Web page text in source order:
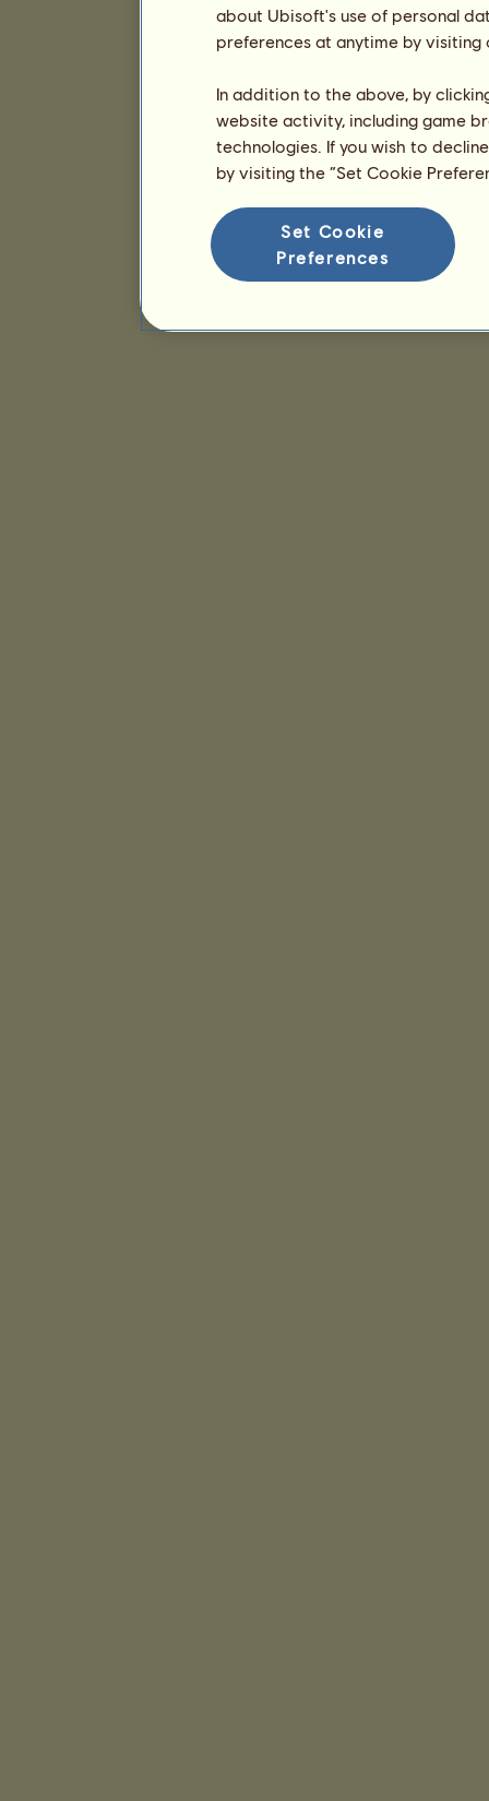
about Ubisoft's use of personal
preferences at anytime by
In addition to the above, by
website activity, including game
technologies. If you wish to
by visiting the “Set Cookie
Set Cookie
Preferences